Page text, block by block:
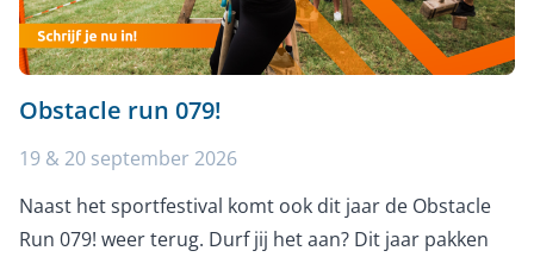
Obstacle run 079!
19 & 20 september 2026
Naast het sportfestival komt ook dit jaar de Obstacle
Run 079! weer terug. Durf jij het aan? Dit jaar pakken